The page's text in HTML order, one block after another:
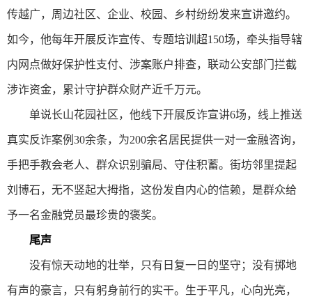
传越广，周边社区、企业、校园、乡村纷纷发来宣讲邀约。
如今，他每年开展反诈宣传、专题培训超150场，牵头指导辖
内网点做好保护性支付、涉案账户排查，联动公安部门拦截
涉诈资金，累计守护群众财产近千万元。
单说长山花园社区，他线下开展反诈宣讲6场，线上推送
真实反诈案例30余条，为200余名居民提供一对一金融咨询，
手把手教会老人、群众识别骗局、守住积蓄。街坊邻里提起
刘博石，无不竖起大拇指，这份发自内心的信赖，是群众给
予一名金融党员最珍贵的褒奖。
尾声
没有惊天动地的壮举，只有日复一日的坚守；没有掷地
有声的豪言，只有躬身前行的实干。生于平凡，心向光亮，